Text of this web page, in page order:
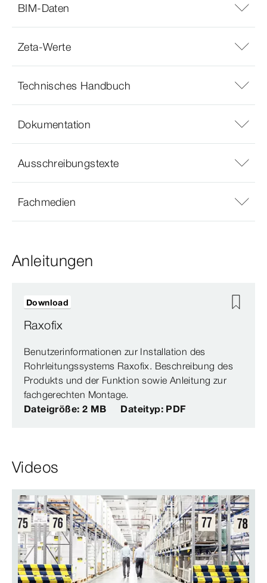
BIM-Daten
Zeta-Werte
Technisches Handbuch
Dokumentation
Ausschreibungstexte
Fachmedien
Anleitungen
Raxofix
Benutzerinformationen zur Installation des
Rohrleitungssystems Raxofix. Beschreibung des
Produkts und der Funktion sowie Anleitung zur
fachgerechten Montage.
Dateigröße: 2 MB
Dateityp: PDF
Download
Videos